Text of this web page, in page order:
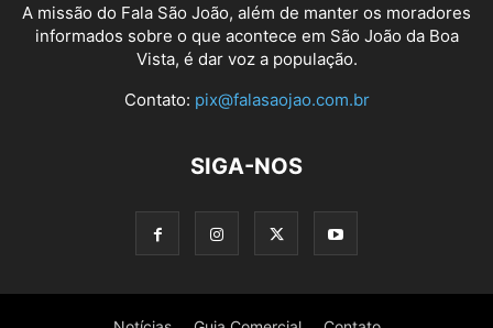
A missão do Fala São João, além de manter os moradores
informados sobre o que acontece em São João da Boa
Vista, é dar voz a população.
Contato: pix@falasaojao.com.br
SIGA-NOS